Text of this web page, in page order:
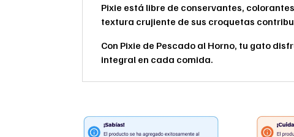
Pixie está libre de conservantes,
textura crujiente de sus croquetas
Con Pixie de Pescado al Horno, tu gato
integral en cada comida.